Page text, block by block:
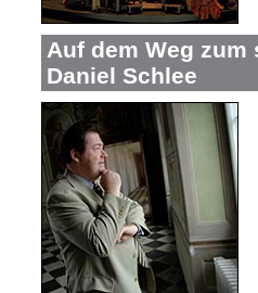
Auf dem Weg
Daniel Schlee